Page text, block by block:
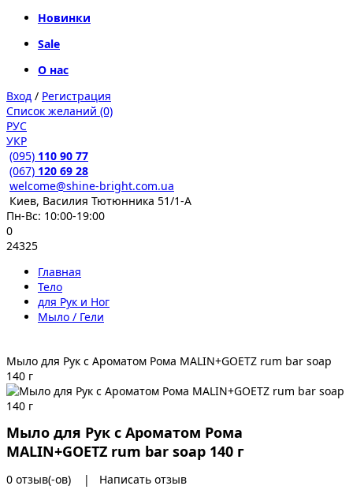
Новинки
Sale
О нас
Вход / Регистрация
Список желаний (0)
РУС
УКР
(095) 110 90 77
(067) 120 69 28
welcome@shine-bright.com.ua
Киев, Василия Тютюнника 51/1-А
Пн-Вс: 10:00-19:00
0
24325
Главная
Тело
для Рук и Ног
Мыло / Гели
Мыло для Рук с Ароматом Рома MALIN+GOETZ rum bar soap
140 г
Мыло для Рук с Ароматом Рома
MALIN+GOETZ rum bar soap 140 г
0 отзыв(-ов) | Написать отзыв